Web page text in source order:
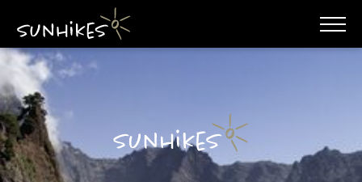
WANDERZIELE
WANDERUNGEN
ENTDECKEN
MAGAZIN
TRAILBOX
PLANER
18 Touren
Ergebnisse filtern
Karte